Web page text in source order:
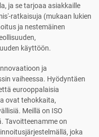
ja se tarjoaa asiakkaille
ratkaisuja (mukaan lukien
ja nestemäinen
käyttöön.
ja
vaiheessa. Hyödyntäen
eurooppalaisia
ovat tehokkaita,
Meillä on ISO
Tavoitteenamme on
joka